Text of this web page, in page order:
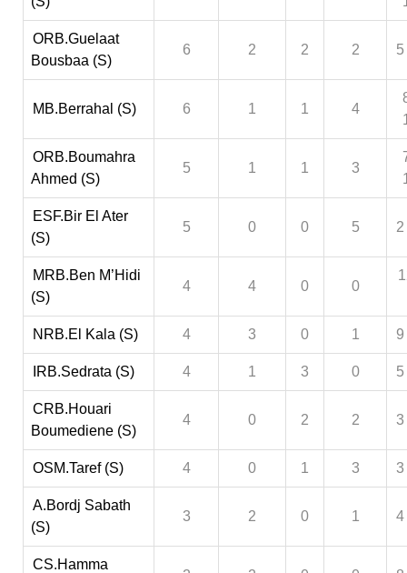
ORB.Guelaat
Bousbaa (S)
6 2 2 2 5
MB.Berrahal (S) 6 1 1 4
ORB.Boumahra
Ahmed (S)
5 1 1 3
ESF.Bir El Ater
(S)
5 0 0 5 2
MRB.Ben M’Hidi
(S)
4 4 0 0
NRB.El Kala (S) 4 3 0 1 9
IRB.Sedrata (S) 4 1 3 0 5
CRB.Houari
Boumediene (S)
4 0 2 2 3
OSM.Taref (S) 4 0 1 3 3
A.Bordj Sabath
(S)
3 2 0 1 4
CS.Hamma